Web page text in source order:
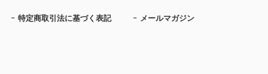
特定商取引法に基づく表記 メールマガジン